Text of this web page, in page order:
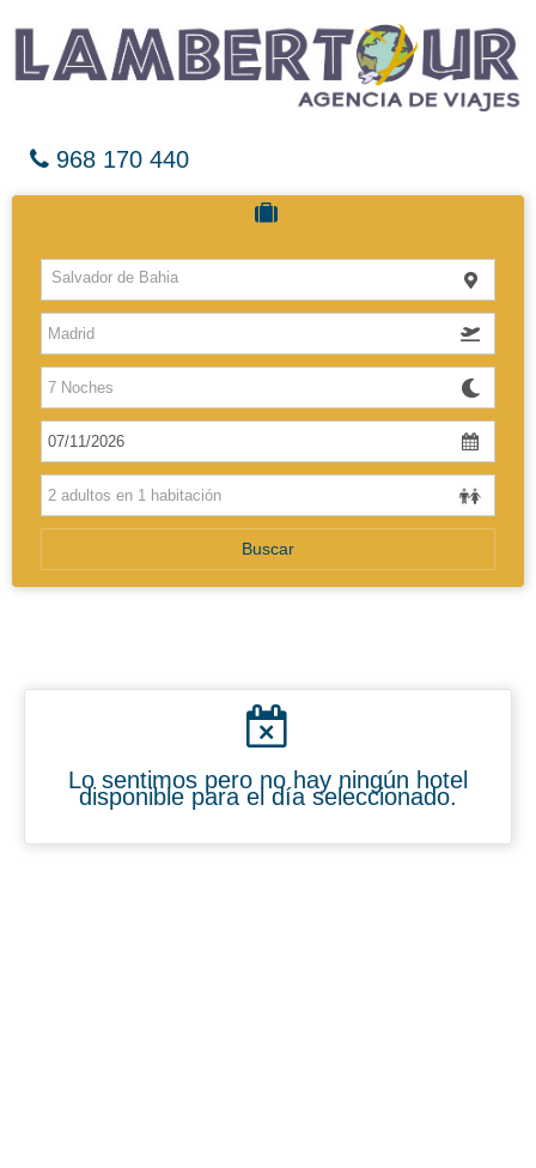
968 170 440
Hoteles
Vuelos
El Caribe
Europa
Africa
Salvador de Bahia
Buscar
Lo sentimos pero no hay ningún hotel
disponible para el día seleccionado.